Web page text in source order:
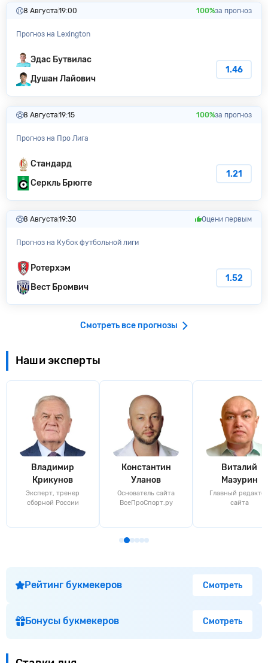
8 Августа19:00 100%за прогноз
Прогноз на Lexington
Эдас Бутвилас
Душан Лайович
1.46
8 Августа19:15 100%за прогноз
Прогноз на Про Лига
Стандард
Серкль Брюгге
1.21
8 Августа19:30 Оцени первым
Прогноз на Кубок футбольной лиги
Ротерхэм
Вест Бромвич
1.52
Смотреть все прогнозы
Наши эксперты
Владимир
Крикунов
Эксперт, тренер
сборной России
Константин
Уланов
Основатель сайта
ВсеПроСпорт.ру
Виталий
Мазурин
Главный
сайта
Рейтинг букмекеров Смотреть
Бонусы букмекеров Смотреть